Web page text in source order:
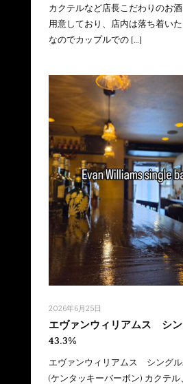
カクテルなど店長こだわりのお
用意しており、店内は落ち着い
なのでカップルでの […]
2026年6月25日
エヴァンウィリアムス シン
43.3%
エヴァンウィリアムス シングル
(ケンタッキーバーボン) カクテル